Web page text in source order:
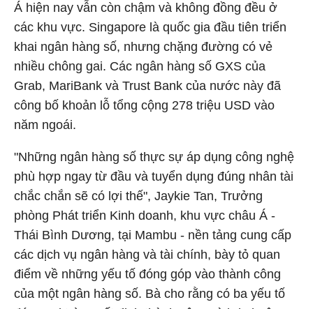
Á hiện nay vẫn còn chậm và không đồng đều ở
các khu vực. Singapore là quốc gia đầu tiên triển
khai ngân hàng số, nhưng chặng đường có vẻ
nhiều chông gai. Các ngân hàng số GXS của
Grab, MariBank và Trust Bank của nước này đã
công bố khoản lỗ tổng cộng 278 triệu USD vào
năm ngoái.
"Những ngân hàng số thực sự áp dụng công nghệ
phù hợp ngay từ đầu và tuyển dụng đúng nhân tài
chắc chắn sẽ có lợi thế", Jaykie Tan, Trưởng
phòng Phát triển Kinh doanh, khu vực châu Á -
Thái Bình Dương, tại Mambu - nền tảng cung cấp
các dịch vụ ngân hàng và tài chính, bày tỏ quan
điểm về những yếu tố đóng góp vào thành công
của một ngân hàng số. Bà cho rằng có ba yếu tố